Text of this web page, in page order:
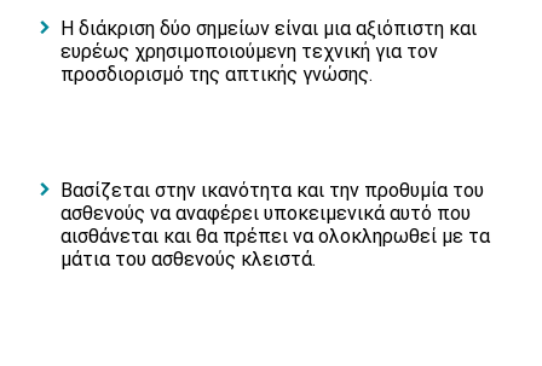
Η διάκριση δύο σημείων είναι μια αξιόπιστη και
ευρέως χρησιμοποιούμενη τεχνική για τον
προσδιορισμό της απτικής γνώσης.
Βασίζεται στην ικανότητα και την προθυμία του
ασθενούς να αναφέρει υποκειμενικά αυτό που
αισθάνεται και θα πρέπει να ολοκληρωθεί με τα
μάτια του ασθενούς κλειστά.